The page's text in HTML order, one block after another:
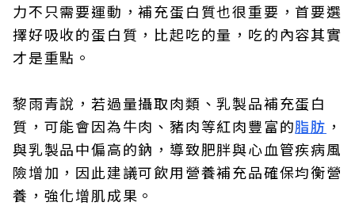
力不只需要運動，補充蛋白質也很重要，首要選
擇好吸收的蛋白質，比起吃的量，吃的內容其實
才是重點。
黎雨青說，若過量攝取肉類、乳製品補充蛋白
質，可能會因為牛肉、豬肉等紅肉豐富的脂肪 ，
與乳製品中偏高的鈉，導致肥胖與心血管疾病風
險增加，因此建議可飲用營養補充品確保均衡營
養，強化增肌成果。